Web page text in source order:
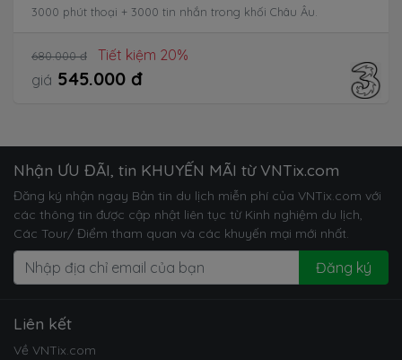
3000 phút thoại + 3000 tin nhắn trong khối Châu Âu.
680.000 đ
Tiết kiệm 20%
giá 545.000 đ
Nhận ƯU ĐÃI, tin KHUYẾN MÃI từ VNTix.com
Đăng ký nhận ngay Bản tin du lịch miễn phí của VNTix.com với
các thông tin được cập nhật liên tục từ Kinh nghiệm du lịch,
Các Tour/ Điểm tham quan và các khuyến mại mới nhất.
Đăng ký
Liên kết
Về VNTix.com